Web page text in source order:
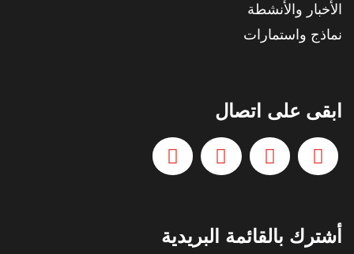
الأخبار والأنشطة
نماذج واستمارات
ابقى على اتصال
أشترك بالقائمة البريدية